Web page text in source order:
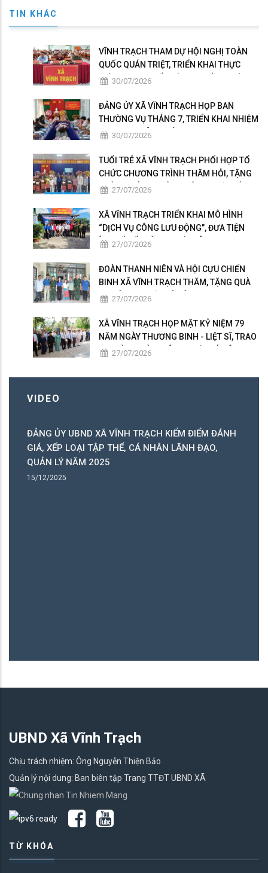
TIN KHÁC
VĨNH TRẠCH THAM DỰ HỘI NGHỊ TOÀN
QUỐC QUÁN TRIỆT, TRIỂN KHAI THỰC
HIỆN NGHỊ QUYẾT HỘI NGHỊ LẦN THỨ BA
KHÓA XIV
30/07/2026
ĐẢNG ỦY XÃ VĨNH TRẠCH HỌP BAN
THƯỜNG VỤ THÁNG 7, TRIỂN KHAI NHIỆM
VỤ TRỌNG TÂM THÁNG 8
30/07/2026
TUỔI TRẺ XÃ VĨNH TRẠCH PHỐI HỢP TỔ
CHỨC CHƯƠNG TRÌNH THĂM HỎI, TẶNG
QUÀ GIA ĐÌNH THÂN NHÂN NGƯỜI CÓ
27/07/2026
XÃ VĨNH TRẠCH TRIỂN KHAI MÔ HÌNH
“DỊCH VỤ CÔNG LƯU ĐỘNG”, ĐƯA TIỆN
ÍCH SỐ ĐẾN GẦN NGƯỜI DÂN
27/07/2026
ĐOÀN THANH NIÊN VÀ HỘI CỰU CHIẾN
BINH XÃ VĨNH TRẠCH THĂM, TẶNG QUÀ
GIA ĐÌNH NGƯỜI CÓ CÔNG
27/07/2026
XÃ VĨNH TRẠCH HỌP MẶT KỶ NIỆM 79
NĂM NGÀY THƯƠNG BINH - LIỆT SĨ, TRAO
50 PHẦN QUÀ TRI ÂN NGƯỜI CÓ CÔNG
27/07/2026
VIDEO
ĐẢNG ỦY UBND XÃ VĨNH TRẠCH KIỂM ĐIỂM ĐÁNH
GIÁ, XẾP LOẠI TẬP THỂ, CÁ NHÂN LÃNH ĐẠO,
QUẢN LÝ NĂM 2025
15/12/2025
UBND Xã Vĩnh Trạch
Chịu trách nhiệm: Ông Nguyễn Thiện Bảo
Quản lý nội dung: Ban biên tập Trang TTĐT UBND XÃ
TỪ KHÓA